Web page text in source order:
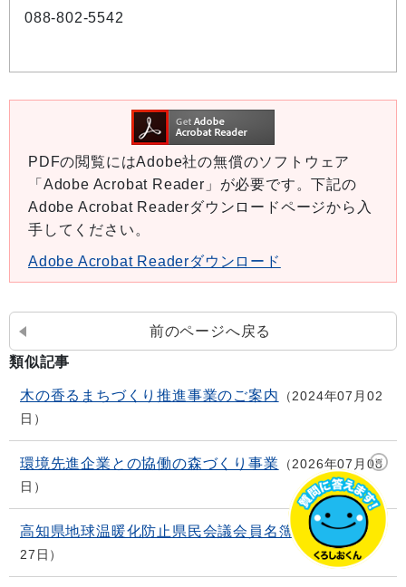
088-802-5542
PDFの閲覧にはAdobe社の無償のソフトウェア
「Adobe Acrobat Reader」が必要です。下記の
Adobe Acrobat Readerダウンロードページから入
手してください。
Adobe Acrobat Readerダウンロード
前のページへ戻る
類似記事
木の香るまちづくり推進事業のご案内
2024年07月02
日
環境先進企業との協働の森づくり事業
2026年07月08
日
高知県地球温暖化防止県民会議会員名簿
2026年05月
27日